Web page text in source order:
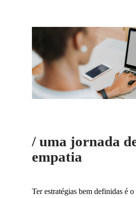
/ uma jornada
empatia
Ter estratégias bem definidas é